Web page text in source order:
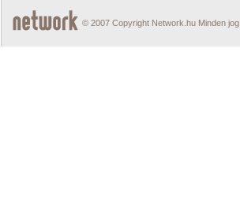
© 2007 Copyright Network.hu Minden jog